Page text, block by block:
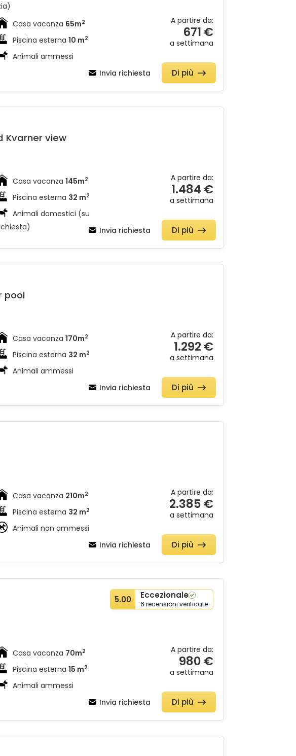
A partire da:
671 €
a settimana
Piscina esterna 10 m2
Casa vacanza 65m2
Animali ammessi
Invia richiesta
Di più
Kvarner view
A partire da:
1.484 €
a settimana
Piscina esterna 32 m2
Casa vacanza 145m2
Animali domestici (su
Invia richiesta Di più
pool
A partire da:
1.292 €
a settimana
Piscina esterna 32 m2
Casa vacanza 170m2
Animali ammessi
Invia richiesta
Di più
A partire da:
2.385 €
a settimana
Piscina esterna 32 m2
Casa vacanza 210m2
Animali non ammessi
Invia richiesta
Di più
5.00 Eccezionale
6 recensioni verificate
A partire da:
980 €
a settimana
Piscina esterna 15 m2
Casa vacanza 70m2
Animali ammessi
Invia richiesta
Di più